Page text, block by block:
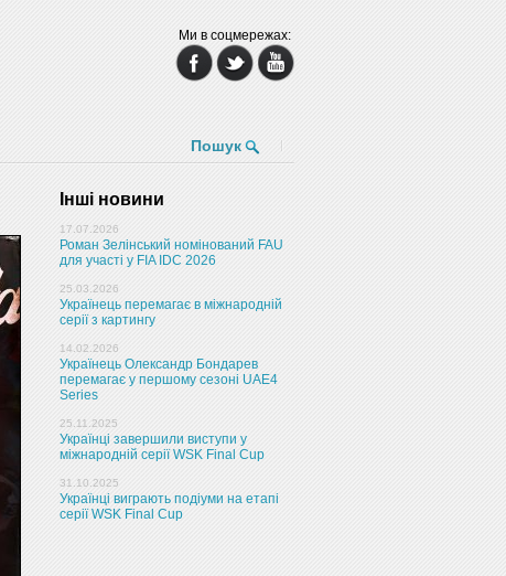
Ми в соцмережах:
Пошук
Інші новини
17.07.2026
Роман Зелінський номінований FAU
для участі у FIA IDC 2026
25.03.2026
Українець перемагає в міжнародній
серії з картингу
14.02.2026
Українець Олександр Бондарев
перемагає у першому сезоні UAE4
Series
25.11.2025
Українці завершили виступи у
міжнародній серії WSK Final Cup
31.10.2025
Українці виграють подіуми на етапі
серії WSK Final Cup